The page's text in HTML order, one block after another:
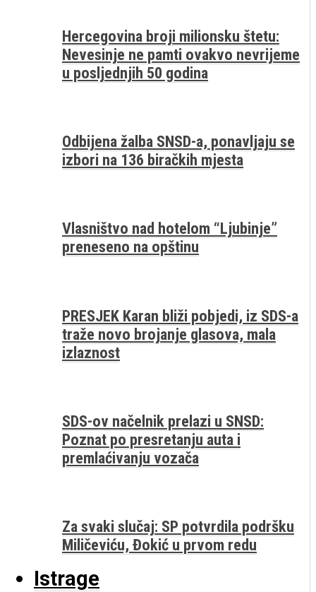
Hercegovina broji milionsku štetu:
Nevesinje ne pamti ovakvo nevrijeme
u posljednjih 50 godina
Odbijena žalba SNSD-a, ponavljaju se
izbori na 136 biračkih mjesta
Vlasništvo nad hotelom “Ljubinje”
preneseno na opštinu
PRESJEK Karan bliži pobjedi, iz SDS-a
traže novo brojanje glasova, mala
izlaznost
SDS-ov načelnik prelazi u SNSD:
Poznat po presretanju auta i
premlaćivanju vozača
Za svaki slučaj: SP potvrdila podršku
Miličeviću, Đokić u prvom redu
Istrage